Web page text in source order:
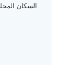
السكان